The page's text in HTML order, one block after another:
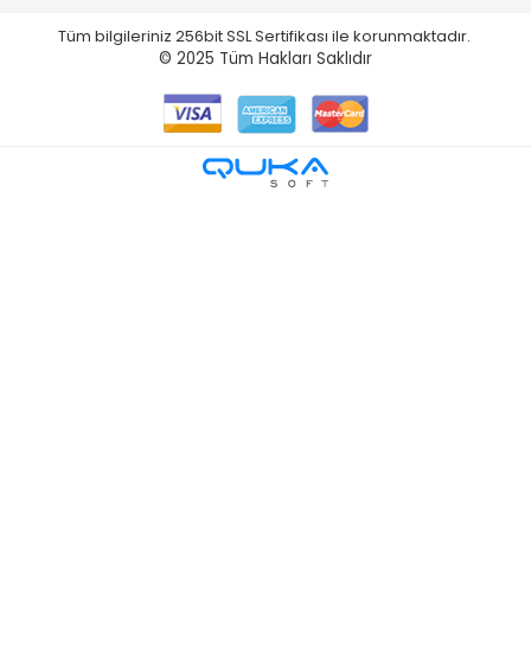
Tüm bilgileriniz 256bit SSL Sertifikası ile korunmaktadır.
© 2025 Tüm Hakları Saklıdır